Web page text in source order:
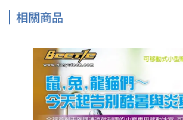
相關商品